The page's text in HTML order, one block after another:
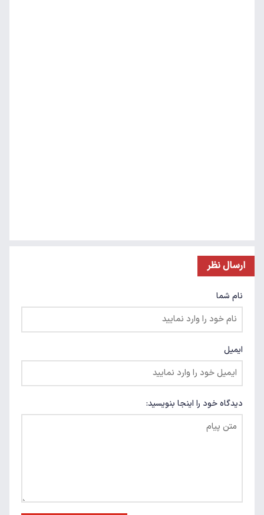
ارسال نظر
نام شما
ایمیل
دیدگاه خود را اینجا بنویسید: